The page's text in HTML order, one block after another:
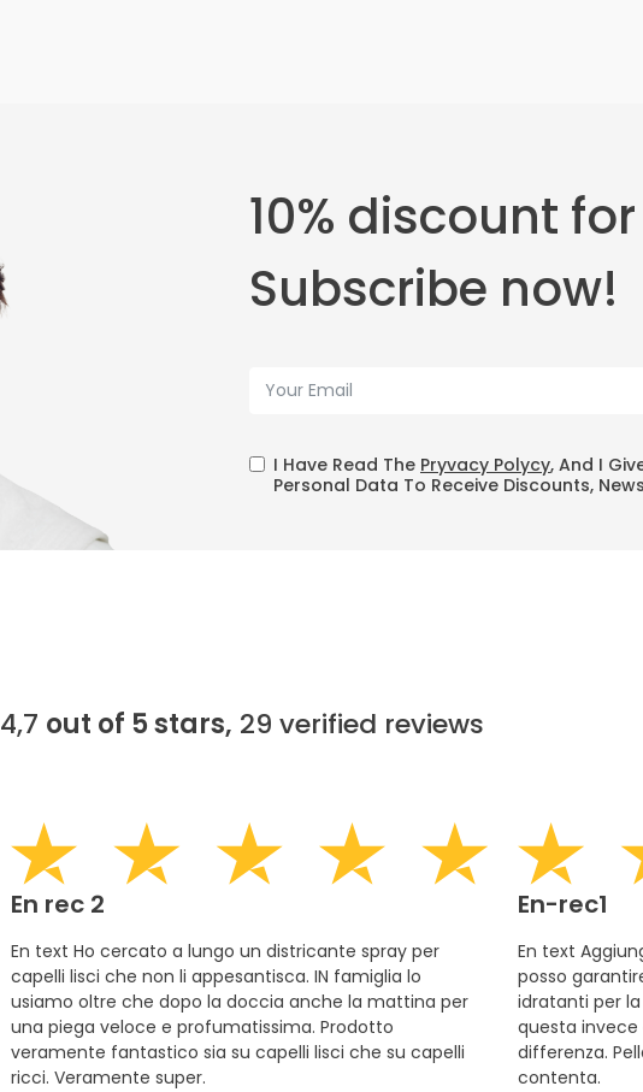
10% discount
Subscribe now!
I Have Read The Pryvacy Polycy, And I Give My Consent For The Processing Of
Personal Data To Receive Discounts,
4,7 out of 5 stars, 29 verified reviews
En rec 2
En text Ho cercato a lungo un districante spray per
capelli lisci che non li appesantisca. IN famiglia lo
usiamo oltre che dopo la doccia anche la mattina per
una piega veloce e profumatissima. Prodotto
veramente fantastico sia su capelli lisci che su capelli
ricci. Veramente super.
En-rec1
En text
posso
idratanti per
questa
differenza.
contenta.